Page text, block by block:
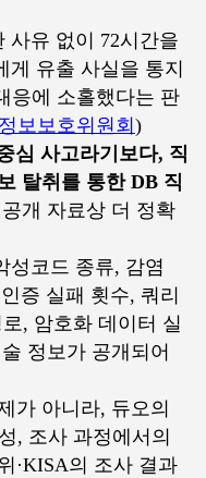
사유 없이 72시간을
게 유출 사실을 통지
응에 소홀했다는 판
보보호위원회 )
심 사고라기보다, 직
탈취를 통한 DB 직
개 자료상 더 정확
성코드 종류, 감염
증 실패 횟수, 쿼리
, 암호화 데이터 실
정보가 공개되어
가 아니라, 듀오의
, 조사 과정에서의
·KISA의 조사 결과